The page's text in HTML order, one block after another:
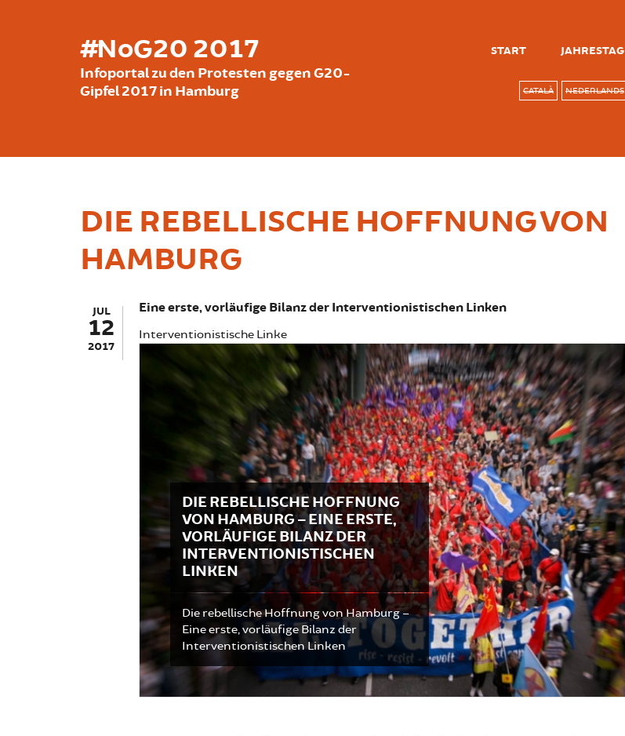
#NoG20 2017
Infoportal zu den Protesten gegen G20-
Gipfel 2017 in Hamburg
START JAHRESTAG
CATALÀ NEDERLANDS
DIE REBELLISCHE HOFFNUNG VON
HAMBURG
JUL
12
2017
Eine erste, vorläufige Bilanz der Interventionistischen Linken
Interventionistische Linke
DIE REBELLISCHE HOFFNUNG
VON HAMBURG – EINE ERSTE,
VORLÄUFIGE BILANZ DER
INTERVENTIONISTISCHEN
LINKEN
Die rebellische Hoffnung von Hamburg –
Eine erste, vorläufige Bilanz der
Interventionistischen Linken